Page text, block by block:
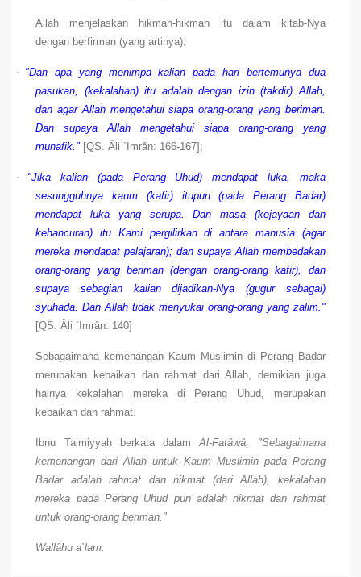
Allah menjelaskan hikmah-hikmah itu dalam kitab-Nya
dengan berfirman (yang artinya):
· "Dan apa yang menimpa kalian pada hari bertemunya dua
pasukan, (kekalahan) itu adalah dengan izin (takdir) Allah,
dan agar Allah mengetahui siapa orang-orang yang beriman.
Dan supaya Allah mengetahui siapa orang-orang yang
munafik." [QS. Âli `Imrân: 166-167];
·
"Jika kalian (pada Perang Uhud) mendapat luka, maka
sesungguhnya kaum (kafir) itupun (pada Perang Badar)
mendapat luka yang serupa. Dan masa (kejayaan dan
kehancuran) itu Kami pergilirkan di antara manusia (agar
mereka mendapat pelajaran); dan supaya Allah membedakan
orang-orang yang beriman (dengan orang-orang kafir), dan
supaya sebagian kalian dijadikan-Nya (gugur sebagai)
syuhada. Dan Allah tidak menyukai orang-orang yang zalim."
[QS. Âli `Imrân: 140]
Sebagaimana kemenangan Kaum Muslimin di Perang Badar
merupakan kebaikan dan rahmat dari Allah, demikian juga
halnya kekalahan mereka di Perang Uhud, merupakan
kebaikan dan rahmat.
Ibnu Taimiyyah berkata dalamAl-Fatâwâ, "Sebagaimana
kemenangan dari Allah untuk Kaum Muslimin pada Perang
Badar adalah rahmat dan nikmat (dari Allah), kekalahan
mereka pada Perang Uhud pun adalah nikmat dan rahmat
untuk orang-orang beriman."
Wallâhu a`lam.